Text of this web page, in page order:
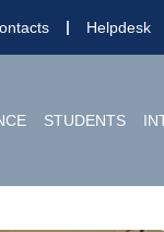
Helpdesk
STUDENTS